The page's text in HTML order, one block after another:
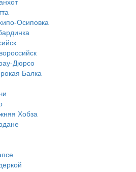
Осиповка
Дюрсо
Балка
Хобза